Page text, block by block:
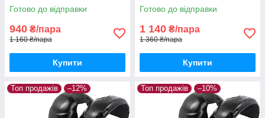
Готово до відправки
940 ₴/пара
1 160 ₴/пара
Купити
Готово до відправки
1 140 ₴/пара
1 360 ₴/пара
Купити
Топ продажів –12% Топ продажів –10%